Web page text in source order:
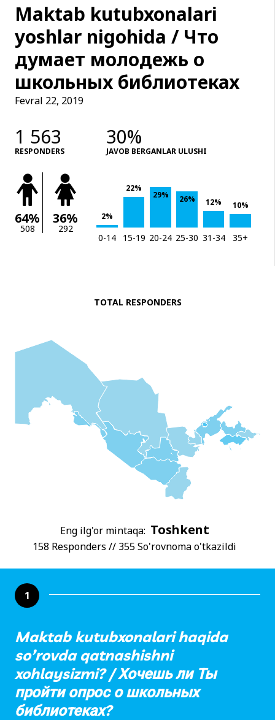
Maktab kutubxonalari
yoshlar nigohida / Что
думает молодежь о
школьных библиотеках
Fevral 22, 2019
1 563
RESPONDERS
30%
JAVOB BERGANLAR ULUSHI
64%
508
36%
292
2%
22%
29% 26% 12% 10%
0-14 15-19 20-24 25-30 31-34 35+
TOTAL RESPONDERS
Eng ilg'or mintaqa: Toshkent
158 Responders // 355 So'rovnoma o'tkazildi
1
Maktab kutubxonalari haqida
so’rovda qatnashishni
xohlaysizmi? / Хочешь ли Ты
пройти опрос о школьных
библиотеках?